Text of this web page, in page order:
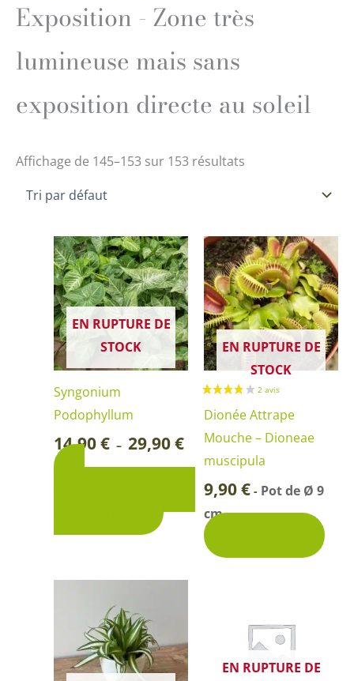
Exposition - Zone très
lumineuse mais sans
exposition directe au soleil
Affichage de 145–153 sur 153 résultats
EN RUPTURE DE
STOCK
Syngonium
Podophyllum
14,90€ – 29,90€
Plage
de
prix :
14,90 €
à
29,90 €
Ce
produit
a
plusieurs
variations.
Les
options
peuvent
choisies
page
EN RUPTURE DE
STOCK
Dionée Attrape
Mouche – Dioneae
muscipula
9,90€ - Pot de Ø 9
cm
EN RUPTURE DE